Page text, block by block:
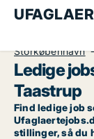
Storkøbenhavn
Ledige
Taastrup
Find ledige job
stillinger, så du